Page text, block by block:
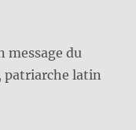
message du
patriarche latin